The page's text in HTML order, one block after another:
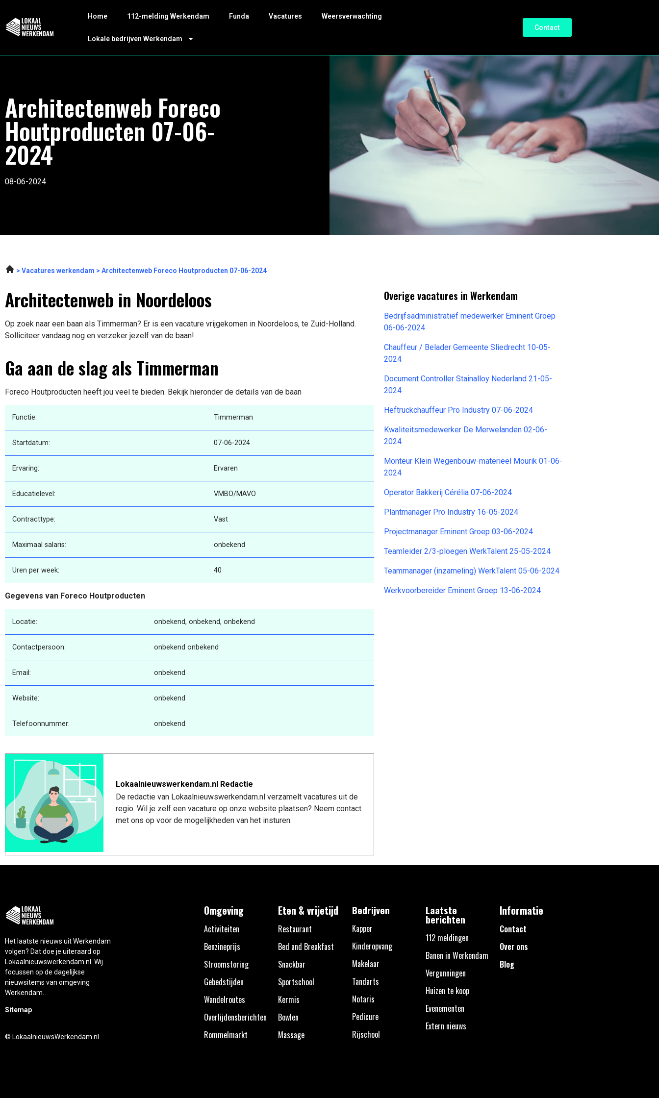
Home 112-melding Werkendam Funda Vacatures Weersverwachting
Lokale bedrijven Werkendam
Contact
Architectenweb Foreco
Houtproducten 07-06-
2024
08-06-2024
Vacatures werkendam Architectenweb Foreco Houtproducten 07-06-2024
Architectenweb in Noordeloos
Op zoek naar een baan als Timmerman? Er is een vacature vrijgekomen in Noordeloos, te Zuid-Holland.
Solliciteer vandaag nog en verzeker jezelf van de baan!
Ga aan de slag als Timmerman
Foreco Houtproducten heeft jou veel te bieden. Bekijk hieronder de details van de baan
Functie: Timmerman
Startdatum: 07-06-2024
Ervaring: Ervaren
Educatielevel: VMBO/MAVO
Contracttype: Vast
Maximaal salaris: onbekend
Uren per week: 40
Gegevens van Foreco Houtproducten
Locatie: onbekend, onbekend, onbekend
Contactpersoon: onbekend onbekend
Email: onbekend
Website: onbekend
Telefoonnummer: onbekend
Lokaalnieuwswerkendam.nl Redactie
De redactie van Lokaalnieuwswerkendam.nl verzamelt vacatures uit de
regio. Wil je zelf een vacature op onze website plaatsen? Neem contact
met ons op voor de mogelijkheden van het insturen.
Overige vacatures in Werkendam
Bedrijfsadministratief medewerker Eminent Groep
06-06-2024
Chauffeur / Belader Gemeente Sliedrecht 10-05-
2024
Document Controller Stainalloy Nederland 21-05-
2024
Heftruckchauffeur Pro Industry 07-06-2024
Kwaliteitsmedewerker De Merwelanden 02-06-
2024
Monteur Klein Wegenbouw-materieel Mourik 01-06-
2024
Operator Bakkerij Cérélia 07-06-2024
Plantmanager Pro Industry 16-05-2024
Projectmanager Eminent Groep 03-06-2024
Teamleider 2/3-ploegen WerkTalent 25-05-2024
Teammanager (inzameling) WerkTalent 05-06-2024
Werkvoorbereider Eminent Groep 13-06-2024
Het laatste nieuws uit Werkendam
volgen? Dat doe je uiteraard op
Lokaalnieuwswerkendam.nl. Wij
focussen op de dagelijkse
nieuwsitems van omgeving
Werkendam.
Sitemap
© LokaalnieuwsWerkendam.nl
Omgeving
Activiteiten
Benzineprijs
Stroomstoring
Gebedstijden
Wandelroutes
Overlijdensberichten
Rommelmarkt
Eten & vrijetijd
Restaurant
Bed and Breakfast
Snackbar
Sportschool
Kermis
Bowlen
Massage
Bedrijven
Kapper
Kinderopvang
Makelaar
Tandarts
Notaris
Pedicure
Rijschool
Laatste
berichten
112 meldingen
Banen in Werkendam
Vergunningen
Huizen te koop
Evenementen
Extern nieuws
Informatie
Contact
Over ons
Blog